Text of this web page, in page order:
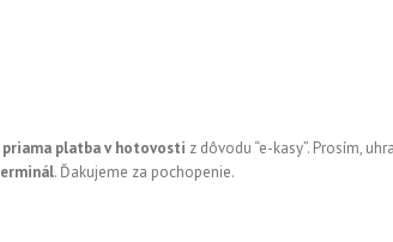
priama platba v hotovosti z dôvodu “e-kasy”. Prosím,
. Ďakujeme za pochopenie.